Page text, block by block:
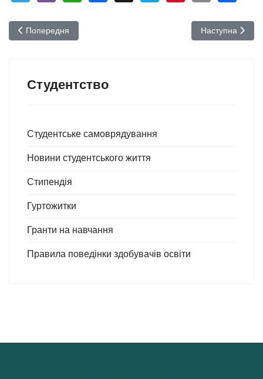
Попередня стаття: Тиждень безпеки дорожнього руху
Попередня Наступна
Наступна
Студентство
Студентське самоврядування
Новини студентського життя
Стипендія
Гуртожитки
Гранти на навчання
Правила поведінки здобувачів освіти